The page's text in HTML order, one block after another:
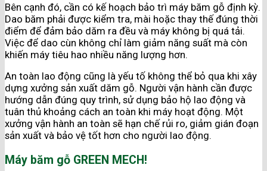
Bên cạnh đó, cần có kế hoạch bảo trì máy băm gỗ định kỳ.
Dao băm phải được kiểm tra, mài hoặc thay thế đúng thời
điểm để đảm bảo dăm ra đều và máy không bị quá tải.
Việc để dao cùn không chỉ làm giảm năng suất mà còn
khiến máy tiêu hao nhiều năng lượng hơn.
An toàn lao động cũng là yếu tố không thể bỏ qua khi xây
dựng xưởng sản xuất dăm gỗ. Người vận hành cần được
hướng dẫn đúng quy trình, sử dụng bảo hộ lao động và
tuân thủ khoảng cách an toàn khi máy hoạt động. Một
xưởng vận hành an toàn sẽ hạn chế rủi ro, giảm gián đoạn
sản xuất và bảo vệ tốt hơn cho người lao động.
Máy băm gỗ GREEN MECH!